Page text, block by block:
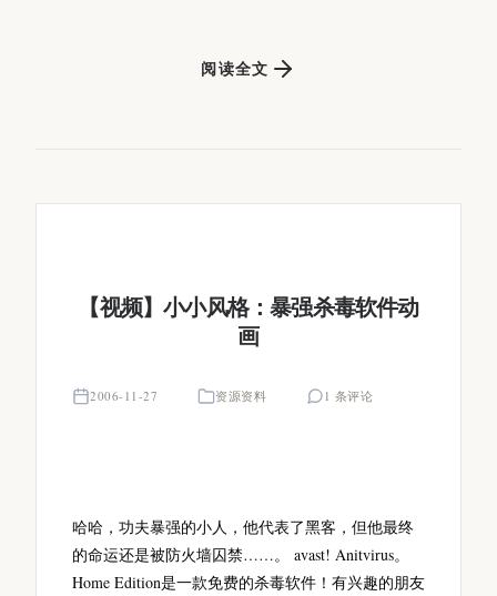
阅读全文
【视频】小小风格：暴强杀毒软件动
画
2006-11-27 资源资料 1 条评论
哈哈，功夫暴强的小人，他代表了黑客，但他最终
的命运还是被防火墙囚禁……。 avast! Anitvirus。
Home Edition是一款免费的杀毒软件！有兴趣的朋友